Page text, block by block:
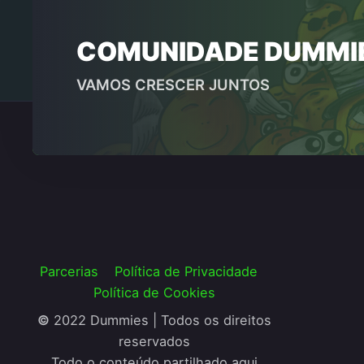
COMUNIDADE
VAMOS CRESCER JUNTOS
Parcerias
Política de Privacidade
Política de Cookies
© 2022 Dummies | Todos os direitos
reservados